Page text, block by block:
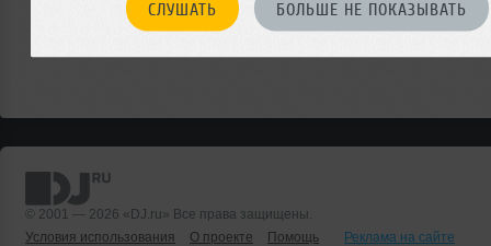
СЛУШАТЬ БОЛЬШЕ НЕ ПОКАЗЫВАТЬ
© 2001 — 2026 «DJ.ru» Все права защищены.
Условия использования
О проекте Помощь
Реклама на сайте